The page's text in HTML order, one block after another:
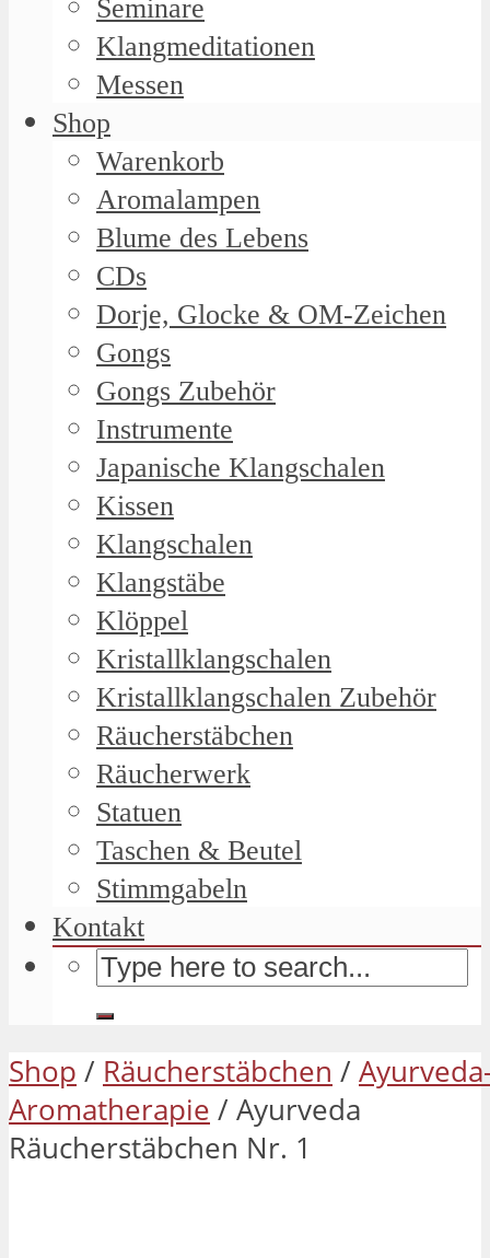
Seminare
Klangmeditationen
Messen
Shop
Warenkorb
Aromalampen
Blume des Lebens
CDs
Dorje, Glocke & OM-Zeichen
Gongs
Gongs Zubehör
Instrumente
Japanische Klangschalen
Kissen
Klangschalen
Klangstäbe
Klöppel
Kristallklangschalen
Kristallklangschalen Zubehör
Räucherstäbchen
Räucherwerk
Statuen
Taschen & Beutel
Stimmgabeln
Kontakt
Shop / Räucherstäbchen /
Aromatherapie / Ayurveda
Räucherstäbchen Nr. 1